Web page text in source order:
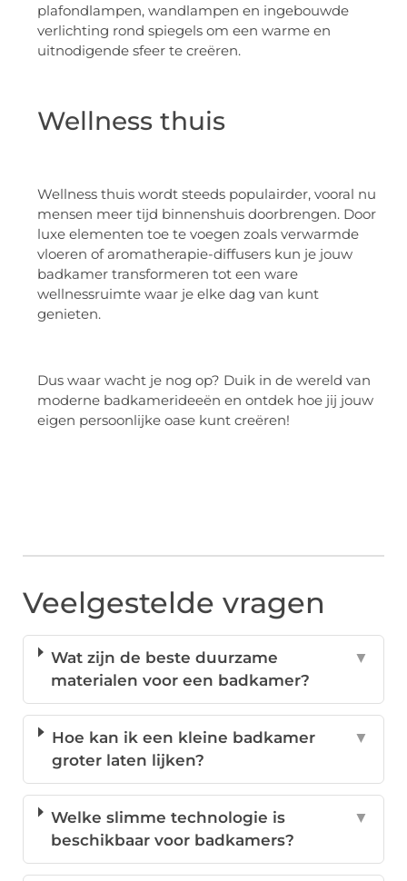
plafondlampen, wandlampen en ingebouwde
verlichting rond spiegels om een warme en
uitnodigende sfeer te creëren.
Wellness thuis
Wellness thuis wordt steeds populairder, vooral nu
mensen meer tijd binnenshuis doorbrengen. Door
luxe elementen toe te voegen zoals verwarmde
vloeren of aromatherapie-diffusers kun je jouw
badkamer transformeren tot een ware
wellnessruimte waar je elke dag van kunt
genieten.
Dus waar wacht je nog op? Duik in de wereld van
moderne badkamerideeën en ontdek hoe jij jouw
eigen persoonlijke oase kunt creëren!
Veelgestelde vragen
Wat zijn de beste duurzame
materialen voor een badkamer?
▼
Hoe kan ik een kleine badkamer
groter laten lijken?
▼
Welke slimme technologie is
beschikbaar voor badkamers?
▼